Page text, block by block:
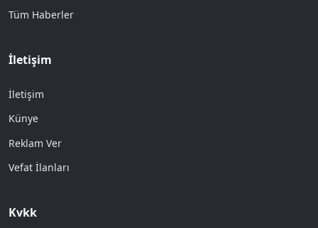
Tüm Haberler
İletişim
İletişim
Künye
Reklam Ver
Vefat İlanları
Kvkk